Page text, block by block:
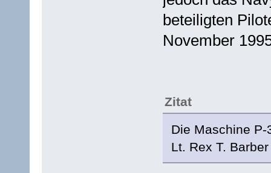
beteiligten
November
Zitat
Die Maschine
Lt. Rex T.